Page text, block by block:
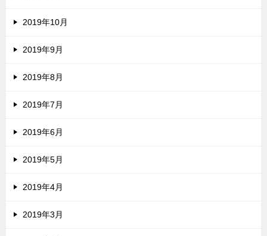
2019年10月
2019年9月
2019年8月
2019年7月
2019年6月
2019年5月
2019年4月
2019年3月